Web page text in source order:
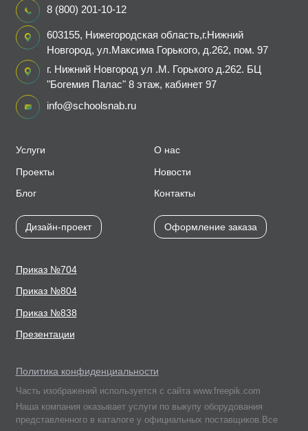
Услуги
Проекты
Блог
Дизайн-проект
О нас
Новости
Контакты
Оформление заказа
Приказ №704
Приказ №804
Приказ №838
Презентации
8 (800) 201-10-12
603155, Нижегородская область,г.Нижний
Новгород, ул.Максима Горького, д.262, пом. 97
г. Нижний Новгород ул .М. Горького д.262. БЦ
"Богемия Палас" 8 этаж, кабинет 97
info@schoolsnab.ru
Политика конфиденциальности
Часть изображений используется с сайта www.freepik.com
Наша компания оказывает услуги по выкупу оборудования
представленного в каталоге у официальных поставщиков.Все